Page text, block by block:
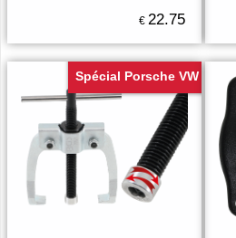
€ 22.75
Spécial Porsche VW